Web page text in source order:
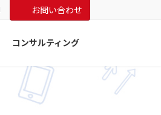
お問い合わせ
コンサルティング